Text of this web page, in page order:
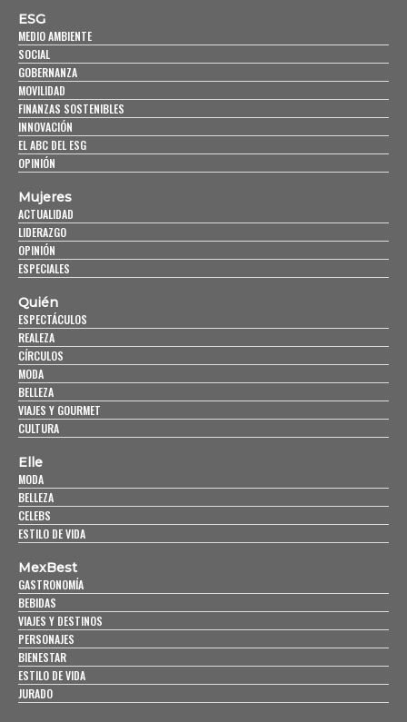
ESG
MEDIO AMBIENTE
SOCIAL
GOBERNANZA
MOVILIDAD
FINANZAS SOSTENIBLES
INNOVACIÓN
EL ABC DEL ESG
OPINIÓN
Mujeres
ACTUALIDAD
LIDERAZGO
OPINIÓN
ESPECIALES
Quién
ESPECTÁCULOS
REALEZA
CÍRCULOS
MODA
BELLEZA
VIAJES Y GOURMET
CULTURA
Elle
MODA
BELLEZA
CELEBS
ESTILO DE VIDA
MexBest
GASTRONOMÍA
BEBIDAS
VIAJES Y DESTINOS
PERSONAJES
BIENESTAR
ESTILO DE VIDA
JURADO